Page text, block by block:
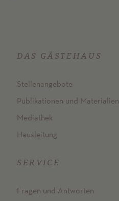
DAS GÄSTEHAUS
Stellenangebote
Publikationen und Materialien
Mediathek
Hausleitung
SERVICE
Fragen und Antworten